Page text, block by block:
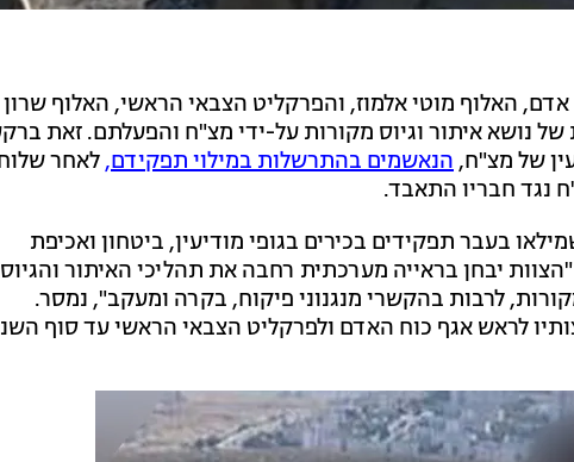
האלוף מוטי אלמוז, והפרקליט הצבאי הראשי, האלוף שרון
נושא איתור וגיוס מקורות על-ידי מצ"ח והפעלתם. זאת
של מצ"ח,הנאשמים בהתרשלות במילוי תפקידם,לאחר
נגד חבריו התאבד.
בעבר תפקידים בכירים בגופי מודיעין, ביטחון ואכיפת
יבחן בראייה מערכתית רחבה את תהליכי האיתור והגיוס
לרבות בהקשרי מנגנוני פיקוח, בקרה ומעקב", נמסר.
לראש אגף כוח האדם ולפרקליט הצבאי הראשי עד סוף